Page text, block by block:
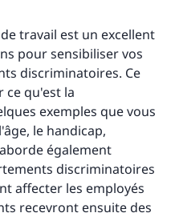
travail est un excellent
pour sensibiliser vos
discriminatoires. Ce
ce qu'est la
exemples que vous
le handicap,
également
discriminatoires
affecter les employés
recevront ensuite des